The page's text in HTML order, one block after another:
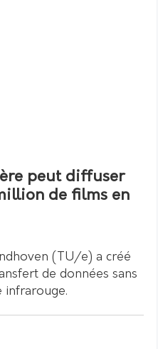
peut diffuser
de films en
(TU/e) a créé
de données sans